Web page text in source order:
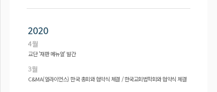
교단 '재판 메뉴얼' 발간
C&MA(얼라이언스) 한국 총회와 협약식 체결 / 한국교회법학회와 협약식 체결